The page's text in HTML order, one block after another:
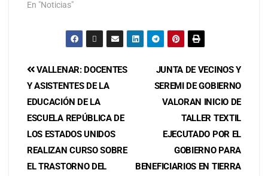
En "Noticias"
JUNTA DE VECINOS Y
SEREMI DE GOBIERNO
VALORAN INICIO DE
TALLER TEXTIL
EJECUTADO POR EL
GOBIERNO PARA
BENEFICIARIOS EN TIERRA
VALLENAR: DOCENTES
Y ASISTENTES DE LA
EDUCACIÓN DE LA
ESCUELA REPÚBLICA DE
LOS ESTADOS UNIDOS
REALIZAN CURSO SOBRE
EL TRASTORNO DEL